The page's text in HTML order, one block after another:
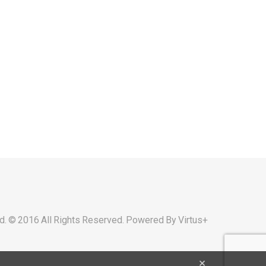
© 2016 All Rights Reserved. Powered By Virtus+
×